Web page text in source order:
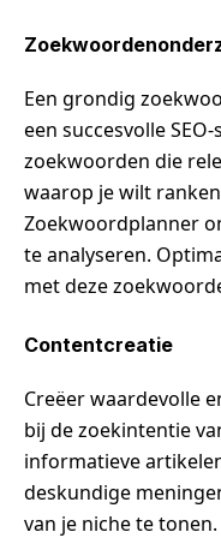
Een grondig
een succesvolle
zoekwoorden die
waarop je wilt
Zoekwoordplanner
te analyseren.
met deze
Contentcreatie
Creëer waardevolle
bij de zoekintentie
informatieve
deskundige
van je niche te